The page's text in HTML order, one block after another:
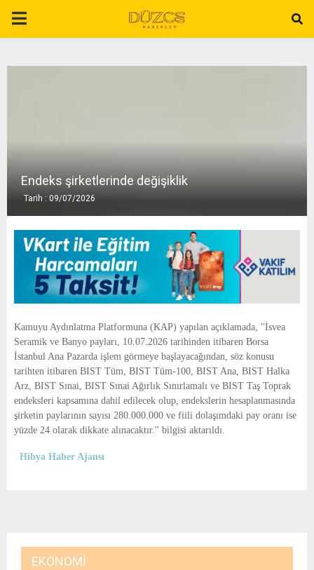
P
A
E
N
U
Endeks şirketlerinde değişiklik
Tarih : 09/07/2026
Kamuyu Aydınlatma Platformuna (KAP) yapılan açıklamada, ''İsvea
Seramik ve Banyo payları, 10.07.2026 tarihinden itibaren Borsa
İstanbul Ana Pazarda işlem görmeye başlayacağından, söz konusu
tarihten itibaren BIST Tüm, BIST Tüm-100, BIST Ana, BIST Halka
Arz, BIST Sınai, BIST Sınai Ağırlık Sınırlamalı ve BIST Taş Toprak
endeksleri kapsamına dahil edilecek olup, endekslerin hesaplanmasında
şirketin paylarının sayısı 280.000.000 ve fiili dolaşımdaki pay oranı ise
yüzde 24 olarak dikkate alınacaktır.'' bilgisi aktarıldı.
Hibya Haber Ajansı
EKONOMI